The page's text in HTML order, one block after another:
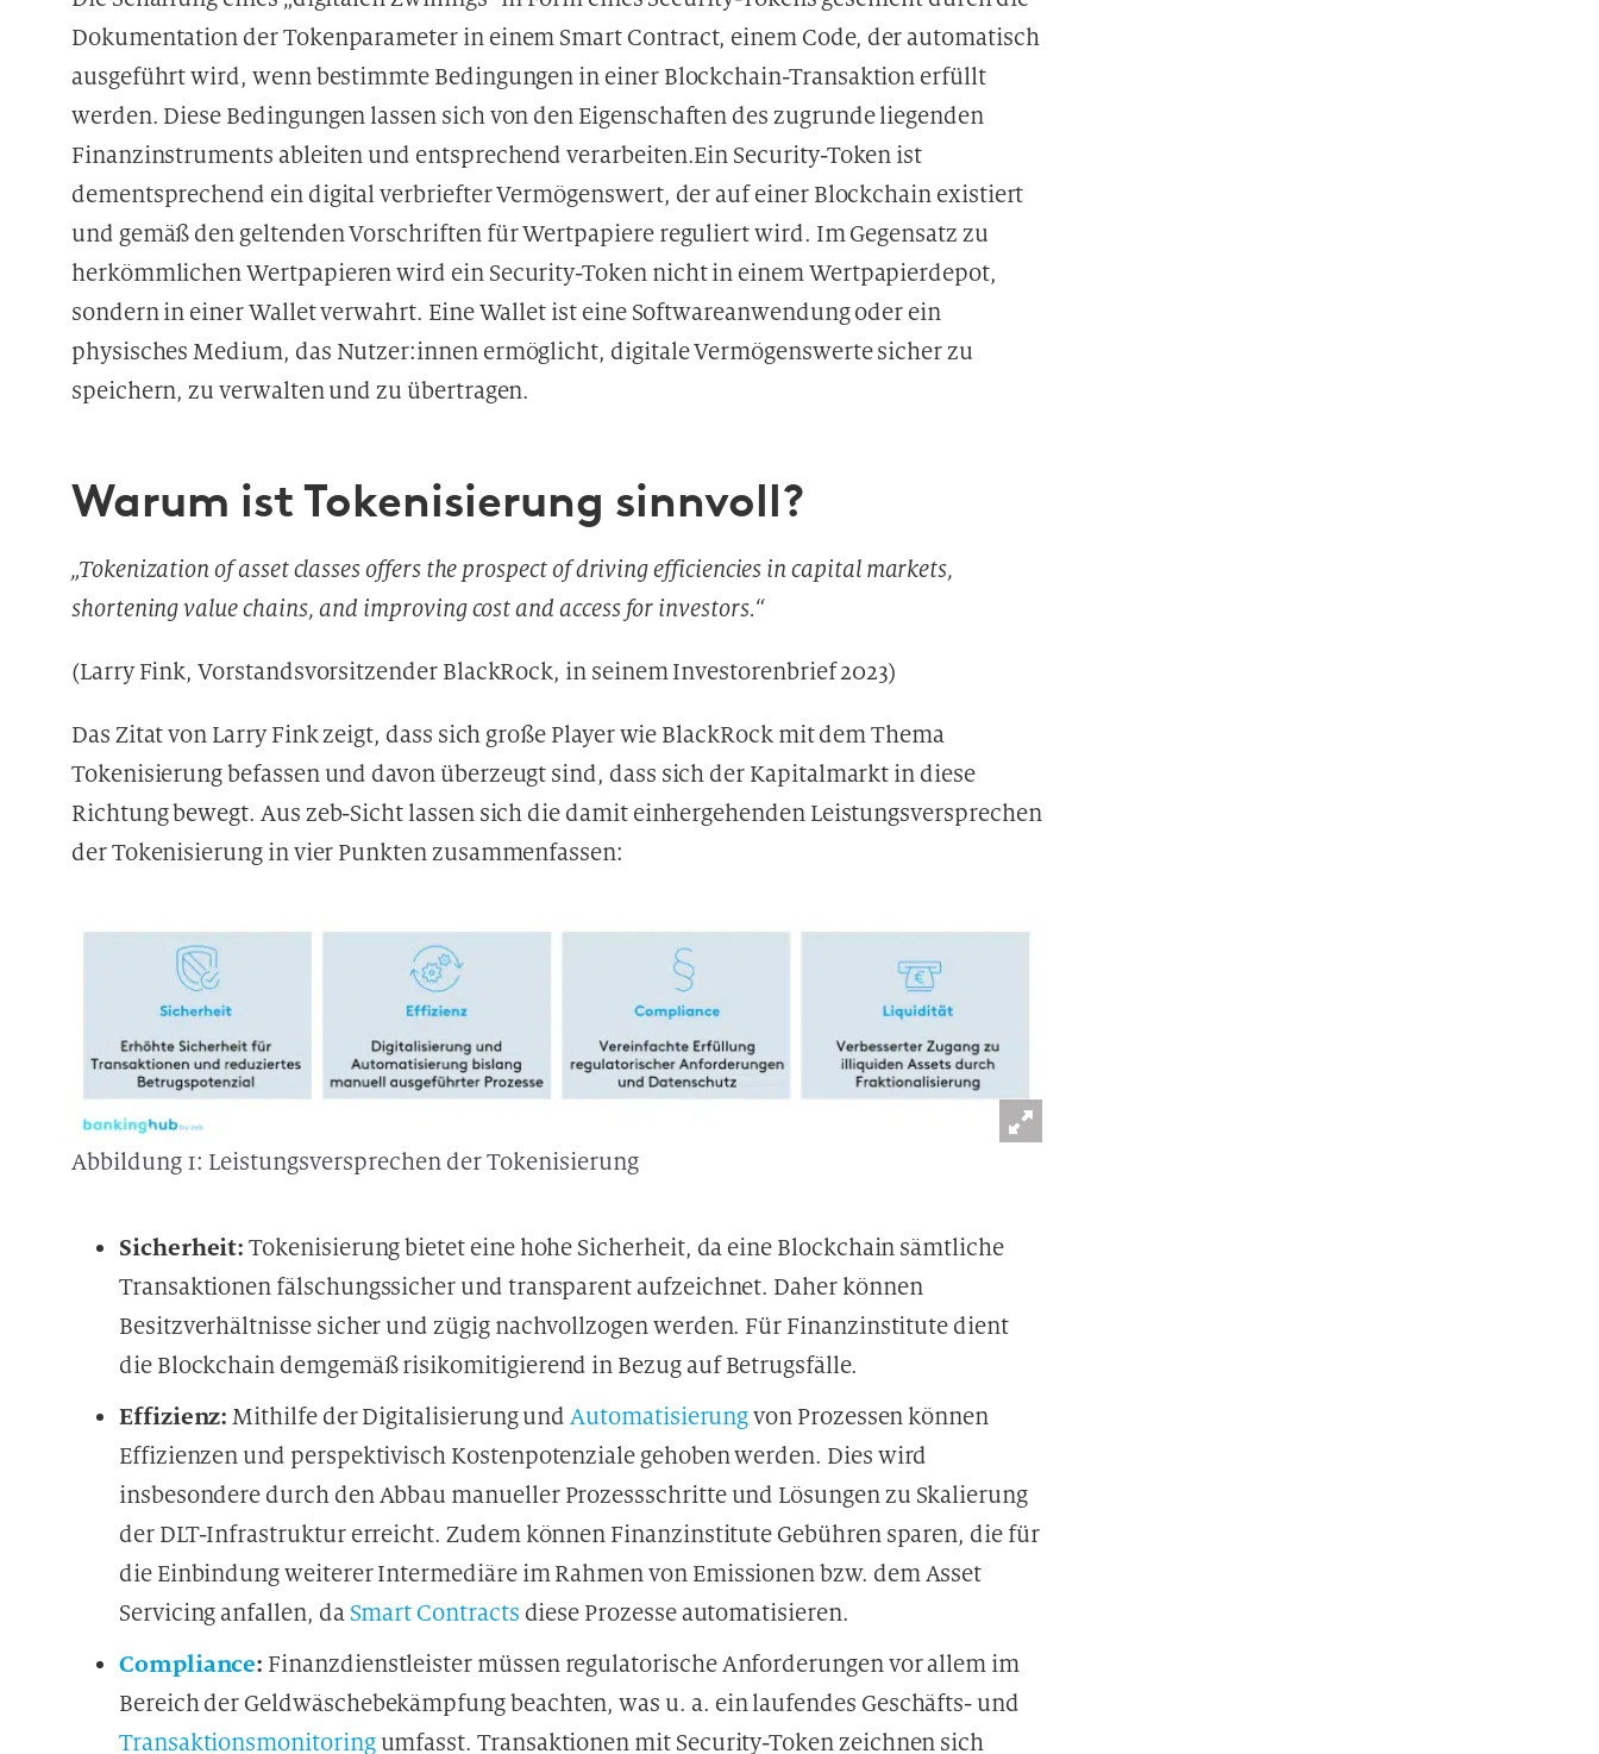
Dokumentation der Tokenparameter in einem Smart Contract, einem Code, der automatisch
ausgeführt wird, wenn bestimmte Bedingungen in einer Blockchain-Transaktion erfüllt
werden. Diese Bedingungen lassen sich von den Eigenschaften des zugrunde liegenden
Finanzinstruments ableiten und entsprechend verarbeiten.Ein Security-Token ist
dementsprechend ein digital verbriefter Vermögenswert, der auf einer Blockchain existiert
und gemäß den geltenden Vorschriften für Wertpapiere reguliert wird. Im Gegensatz zu
herkömmlichen Wertpapieren wird ein Security-Token nicht in einem Wertpapierdepot,
sondern in einer Wallet verwahrt. Eine Wallet ist eine Softwareanwendung oder ein
physisches Medium, das Nutzer:innen ermöglicht, digitale Vermögenswerte sicher zu
speichern, zu verwalten und zu übertragen.
Warum ist Tokenisierung sinnvoll?
„Tokenization of asset classes offers the prospect of driving efficiencies in capital markets,
shortening value chains, and improving cost and access for investors.“
(Larry Fink, Vorstandsvorsitzender BlackRock, in seinem Investorenbrief 2023)
Das Zitat von Larry Fink zeigt, dass sich große Player wie BlackRock mit dem Thema
Tokenisierung befassen und davon überzeugt sind, dass sich der Kapitalmarkt in diese
Richtung bewegt. Aus zeb-Sicht lassen sich die damit einhergehenden Leistungsversprechen
der Tokenisierung in vier Punkten zusammenfassen:
Abbildung 1: Leistungsversprechen der Tokenisierung
Sicherheit: Tokenisierung bietet eine hohe Sicherheit, da eine Blockchain sämtliche
Transaktionen fälschungssicher und transparent aufzeichnet. Daher können
Besitzverhältnisse sicher und zügig nachvollzogen werden. Für Finanzinstitute dient
die Blockchain demgemäß risikomitigierend in Bezug auf Betrugsfälle.
Effizienz: Mithilfe der Digitalisierung und Automatisierungvon Prozessen können
Effizienzen und perspektivisch Kostenpotenziale gehoben werden. Dies wird
insbesondere durch den Abbau manueller Prozessschritte und Lösungen zu Skalierung
der DLT-Infrastruktur erreicht. Zudem können Finanzinstitute Gebühren sparen, die für
die Einbindung weiterer Intermediäre im Rahmen von Emissionen bzw. dem Asset
Servicing anfallen, da Smart Contracts diese Prozesse automatisieren.
Compliance: Finanzdienstleister müssen regulatorische Anforderungen vor allem im
Bereich der Geldwäschebekämpfung beachten, was u. a. ein laufendes Geschäfts- und
Transaktionsmonitoringumfasst. Transaktionen mit Security-Token zeichnen sich